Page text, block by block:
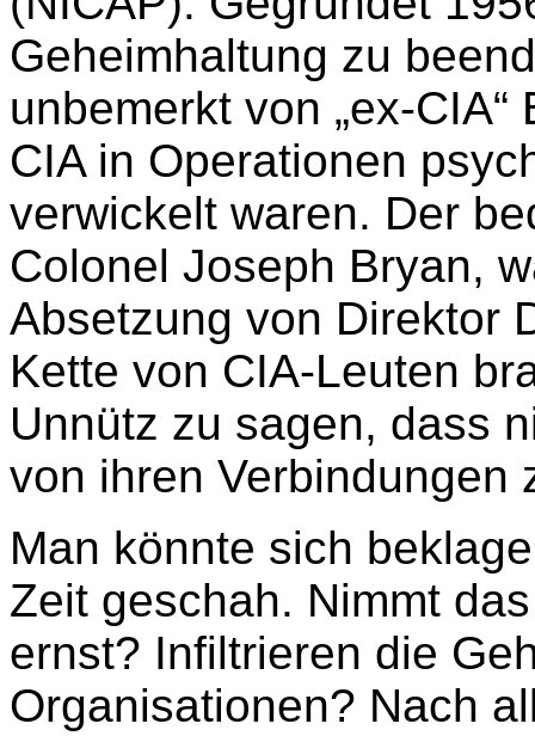
Geheimhaltung zu
unbemerkt von „ex-
CIA in Operationen
verwickelt waren. Der
Colonel Joseph Bryan,
Absetzung von Direktor
Kette von CIA-Leuten
Unnütz zu sagen, dass
von ihren Verbindungen
Man könnte sich
Zeit geschah. Nimmt
ernst? Infiltrieren die
Organisationen? Nach